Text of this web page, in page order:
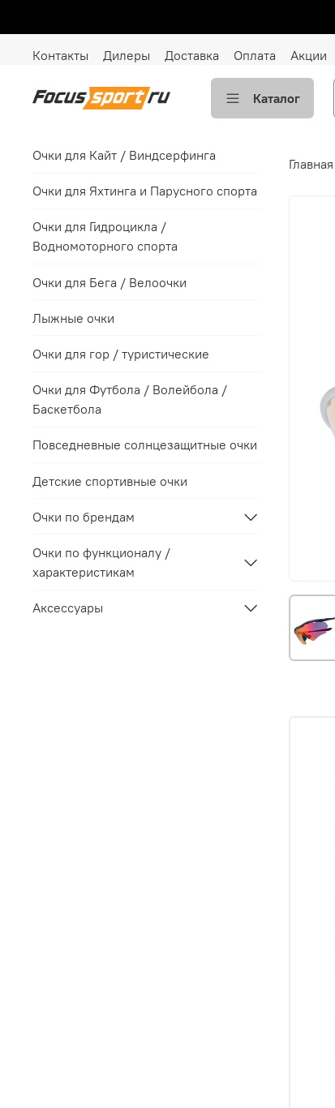
Контакты Дилеры Доставка Оплата Акции
Каталог
Главная
Очки для Кайт / Виндсерфинга
Очки для Яхтинга и Парусного спорта
Очки для Гидроцикла /
Водномоторного спорта
Очки для Бега / Велоочки
Лыжные очки
Очки для гор / туристические
Очки для Футбола / Волейбола /
Баскетбола
Повседневные солнцезащитные очки
Детские спортивные очки
Очки по брендам
Очки по функционалу /
характеристикам
Аксессуары